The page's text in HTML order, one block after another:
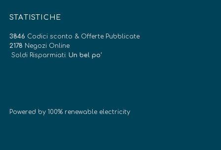
STATISTICHE
3846 Codici sconto & Offerte Pubblicate
2178 Negozi Online
Soldi Risparmiati: Un bel po’
Powered by 100% renewable electricity